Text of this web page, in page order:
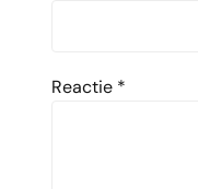
Reactie *